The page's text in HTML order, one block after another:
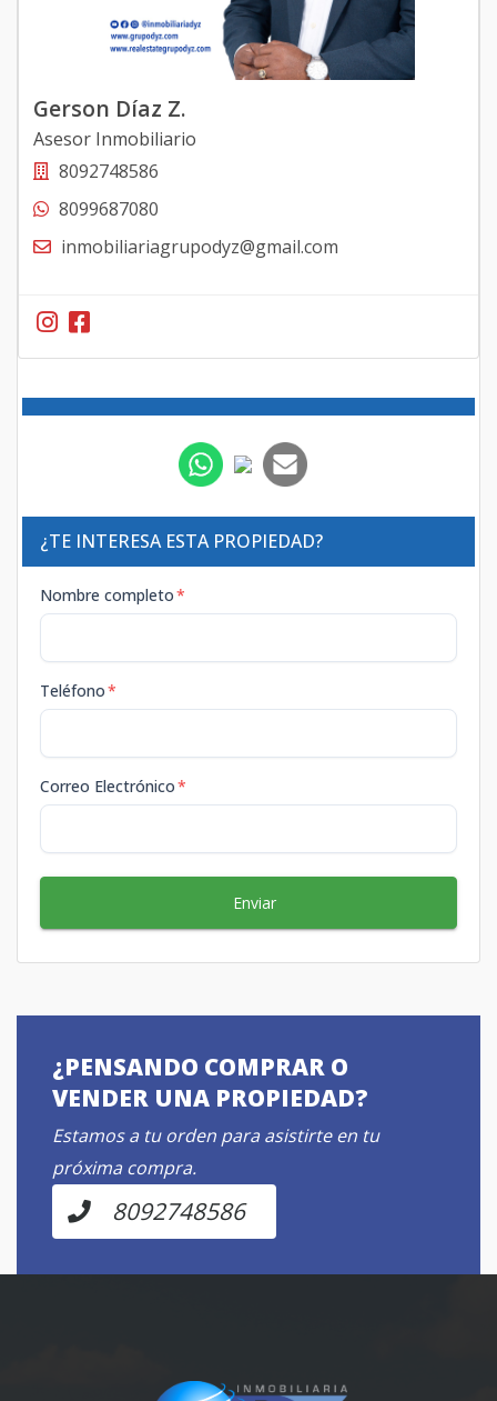
Gerson Díaz Z.
Asesor Inmobiliario
8092748586
8099687080
inmobiliariagrupodyz@gmail.com
¿TE INTERESA ESTA PROPIEDAD?
Nombre completo*
Teléfono*
Correo Electrónico*
Enviar
¿PENSANDO COMPRAR O
VENDER UNA PROPIEDAD?
Estamos a tu orden para asistirte en tu
próxima compra.
8092748586